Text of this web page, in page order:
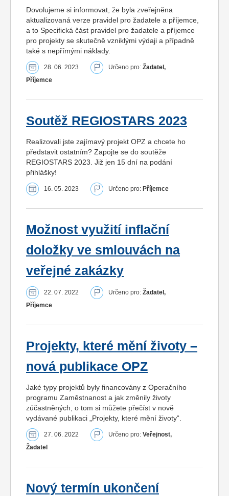
Dovolujeme si informovat, že byla zveřejněna
aktualizovaná verze pravidel pro žadatele a příjemce,
a to Specifická část pravidel pro žadatele a příjemce
pro projekty se skutečně vzniklými výdaji a případně
také s nepřímými náklady.
28. 06. 2023 Určeno pro: Žadatel,
Příjemce
Soutěž REGIOSTARS 2023
Realizovali jste zajímavý projekt OPZ a chcete ho
představit ostatním? Zapojte se do soutěže
REGIOSTARS 2023. Již jen 15 dní na podání
přihlášky!
16. 05. 2023 Určeno pro: Příjemce
Možnost využití inflační
doložky ve smlouvách na
veřejné zakázky
22. 07. 2022 Určeno pro: Žadatel,
Příjemce
Projekty, které mění životy –
nová publikace OPZ
Jaké typy projektů byly financovány z Operačního
programu Zaměstnanost a jak změnily životy
zúčastněných, o tom si můžete přečíst v nově
vydávané publikaci „Projekty, které mění životy“.
27. 06. 2022 Určeno pro: Veřejnost,
Žadatel
Nový termín ukončení